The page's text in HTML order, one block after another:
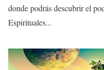
donde podrás descubrir el
Espirituales...